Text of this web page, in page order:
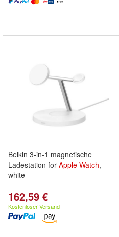
Belkin 3-in-1 magnetische
Ladestation for Apple Watch,
white
162,59 €
Kostenloser Versand